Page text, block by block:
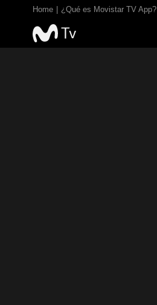
Home ¿Qué es Movistar TV App?